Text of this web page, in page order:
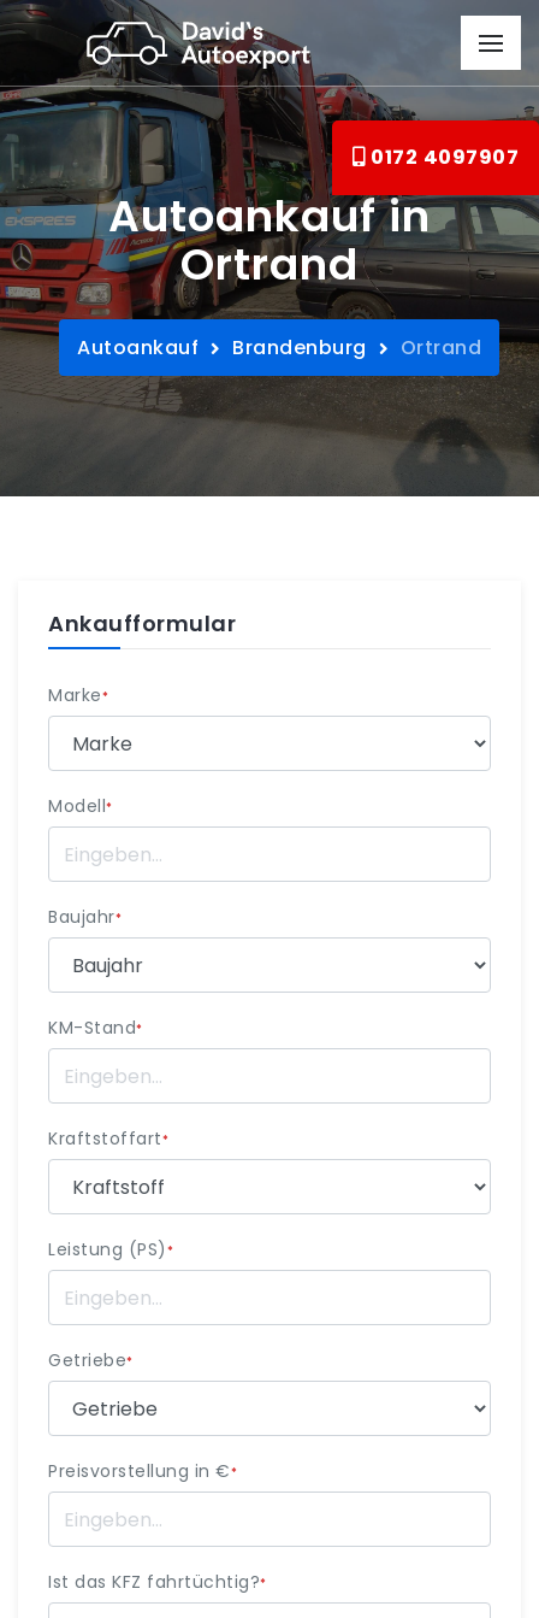
0172 4097907
Autoankauf in
Ortrand
Autoankauf Brandenburg Ortrand
Ankaufformular
Marke*
Modell*
Baujahr*
KM-Stand*
Kraftstoffart*
Leistung (PS) *
Getriebe*
Preisvorstellung in €*
Ist das KFZ fahrtüchtig?*